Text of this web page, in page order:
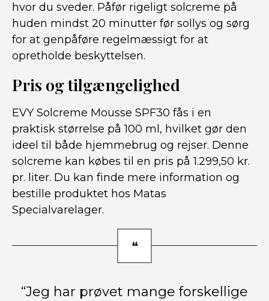
hvor du sveder. Påfør rigeligt solcreme på
huden mindst 20 minutter før sollys og sørg
for at genpåføre regelmæssigt for at
opretholde beskyttelsen.
Pris og tilgængelighed
EVY Solcreme Mousse SPF30 fås i en
praktisk størrelse på 100 ml, hvilket gør den
ideel til både hjemmebrug og rejser. Denne
solcreme kan købes til en pris på 1.299,50 kr.
pr. liter. Du kan finde mere information og
bestille produktet hos Matas
Specialvarelager.
“Jeg har prøvet mange forskellige